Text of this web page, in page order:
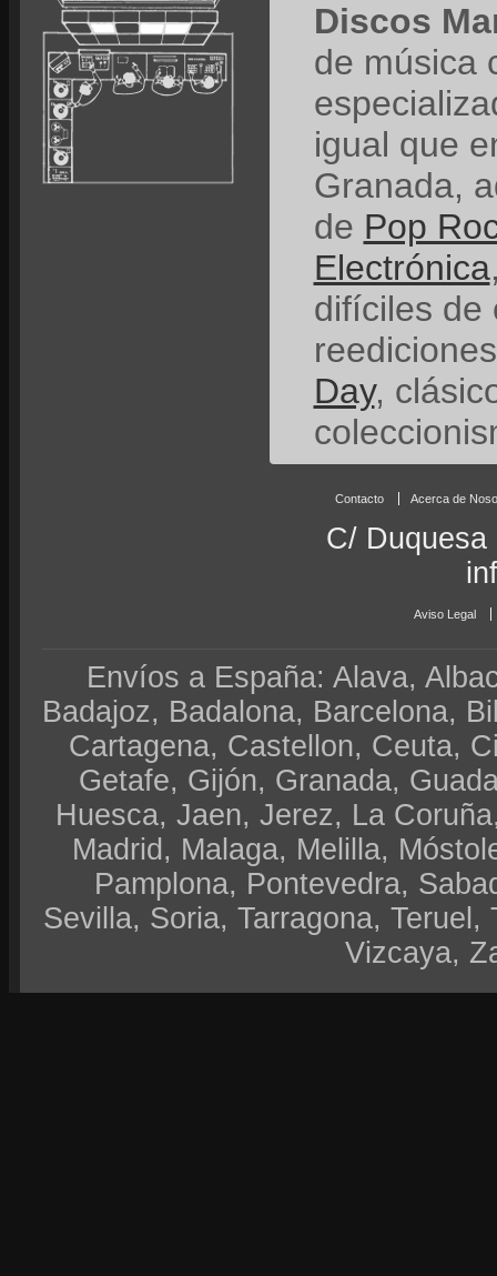
Discos
de música
igual que
Granada,
de Pop
Electrónica
difíciles de
Day,
Contacto Acerca de
C/ Duquesa
Aviso Legal
Envíos a España: Alava,
Badajoz, Badalona, Barcelona,
Cartagena, Castellon, Ceuta,
Getafe, Gijón, Granada,
Huesca, Jaen, Jerez, La
Madrid, Malaga, Melilla,
Pamplona, Pontevedra,
Sevilla, Soria, Tarragona,
Vizcaya,